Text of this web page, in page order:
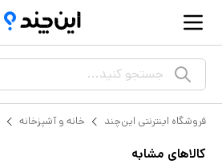
جستجو کنید...
فروشگاه اینترنتی این‌چند خانه و آشپزخانه
کالاهای مشابه